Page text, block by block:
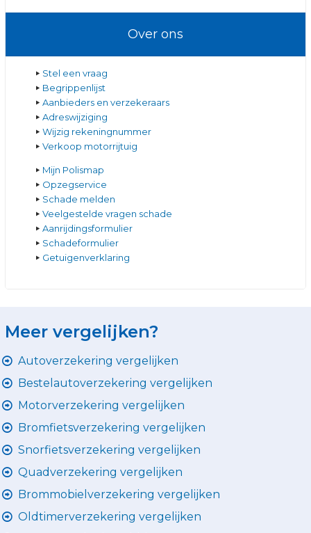
Over ons
Stel een vraag
Begrippenlijst
Aanbieders en verzekeraars
Adreswijziging
Wijzig rekeningnummer
Verkoop motorrijtuig
Mijn Polismap
Opzegservice
Schade melden
Veelgestelde vragen schade
Aanrijdingsformulier
Schadeformulier
Getuigenverklaring
Meer vergelijken?
Autoverzekering vergelijken
Bestelautoverzekering vergelijken
Motorverzekering vergelijken
Bromfietsverzekering vergelijken
Snorfietsverzekering vergelijken
Quadverzekering vergelijken
Brommobielverzekering vergelijken
Oldtimerverzekering vergelijken